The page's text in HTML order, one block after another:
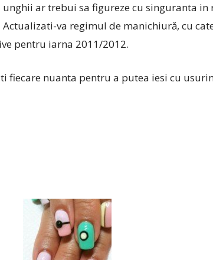
unghii ar trebui sa figureze cu singuranta
va regimul de manichiură, cu
pentru iarna 2011/2012.
fiecare nuanta pentru a putea iesi cu